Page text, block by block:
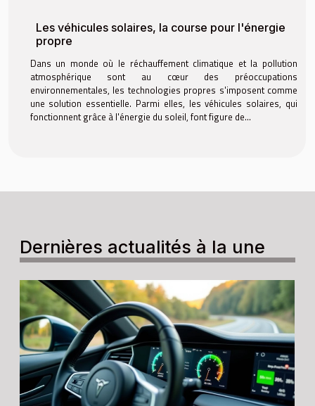
Les véhicules solaires, la course pour l'énergie
propre
Dans un monde où le réchauffement climatique et la pollution
atmosphérique sont au cœur des préoccupations
environnementales, les technologies propres s'imposent comme
une solution essentielle. Parmi elles, les véhicules solaires, qui
fonctionnent grâce à l'énergie du soleil, font figure de...
Dernières actualités à la une